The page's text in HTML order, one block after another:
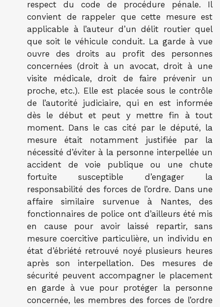
respect du code de procédure pénale. Il
convient de rappeler que cette mesure est
applicable à l’auteur d’un délit routier quel
que soit le véhicule conduit. La garde à vue
ouvre des droits au profit des personnes
concernées (droit à un avocat, droit à une
visite médicale, droit de faire prévenir un
proche, etc.). Elle est placée sous le contrôle
de l’autorité judiciaire, qui en est informée
dès le début et peut y mettre fin à tout
moment. Dans le cas cité par le député, la
mesure était notamment justifiée par la
nécessité d’éviter à la personne interpellée un
accident de voie publique ou une chute
fortuite susceptible d’engager la
responsabilité des forces de l’ordre. Dans une
affaire similaire survenue à Nantes, des
fonctionnaires de police ont d’ailleurs été mis
en cause pour avoir laissé repartir, sans
mesure coercitive particulière, un individu en
état d’ébriété retrouvé noyé plusieurs heures
après son interpellation. Des mesures de
sécurité peuvent accompagner le placement
en garde à vue pour protéger la personne
concernée, les membres des forces de l’ordre